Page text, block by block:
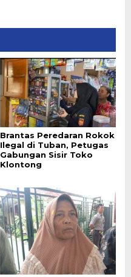
Brantas Peredaran Rokok
Ilegal di Tuban, Petugas
Gabungan Sisir Toko
Klontong